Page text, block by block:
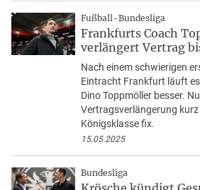
Fußball-Bundesliga
Frankfurts Coach
verlängert Vertrag
Nach einem schwierigen
Eintracht Frankfurt läuft
Dino Toppmöller besser.
Vertragsverlängerung
Königsklasse fix.
15.05.2025
Bundesliga